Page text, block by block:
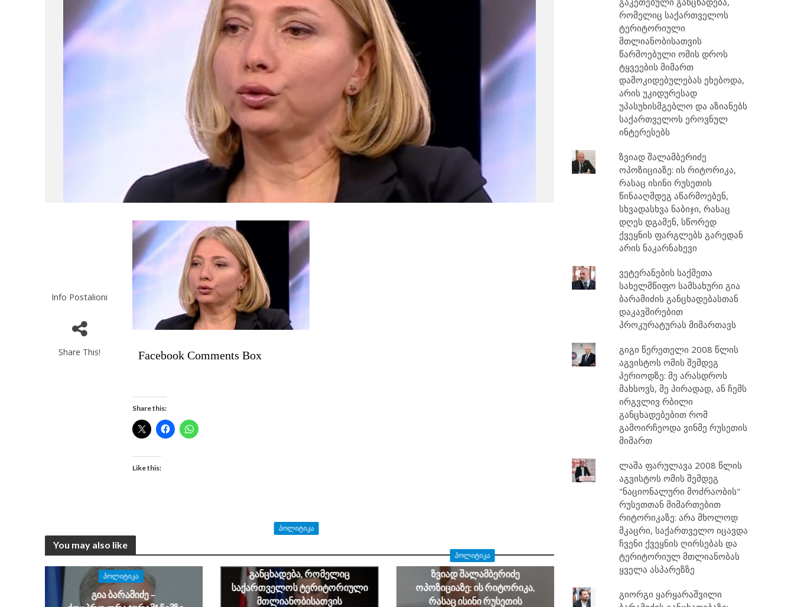
Info Postalioni
Share This! Facebook Comments Box
Share this:
Like this:
You may also like
ᲞᲝᲚᲘᲢᲘᲙᲐ
გია ბარამიძე –
ᲞᲝᲚᲘᲢᲘᲙᲐ
განცხადება, რომელიც
საქართველოს ტერიტორიული
მთლიანობისათვის
ᲞᲝᲚᲘᲢᲘᲙᲐ
ზვიად შალამბერიძე
ოპოზიციაზე: ის რიტორიკა,
რასაც ისინი რუსეთის
რომელიც საქართველოს
ტერიტორიული
მთლიანობისათვის
წარმოებული ომის დროს
ტყვეების მიმართ
დამოკიდებულებას ეხებოდა,
არის უკიდურესად
უპასუხისმგებლო და აზიანებს
საქართველოს ეროვნულ
ინტერესებს
ზვიად შალამბერიძე
ოპოზიციაზე: ის რიტორიკა,
რასაც ისინი რუსეთის
წინააღმდეგ აწარმოებენ,
სხვადასხვა ნაბიჯი, რასაც
დღეს დგამენ, სწორედ
ქვეყნის ფარგლებს გარედან
არის ნაკარნახევი
ვეტერანების საქმეთა
სახელმწიფო სამსახური გია
ბარამიძის განცხადებასთან
დაკავშირებით
პროკურატურას მიმართავს
გიგი წერეთელი 2008 წლის
აგვისტოს ომის შემდეგ
პერიოდზე: მე არასდროს
მახსოვს, მე პირადად, ან ჩემს
ირგვლივ რბილი
განცხადებებით რომ
გამოირჩეოდა ვინმე რუსეთის
მიმართ
ლაშა ფარულავა 2008 წლის
აგვისტოს ომის შემდეგ
"ნაციონალური მოძრაობის"
რუსეთთან მიმართებით
რიტორიკაზე: არა მხოლოდ
მკაცრი, საქართველო იცავდა
ჩვენი ქვეყნის ღირსებას და
ტერიტორიულ მთლიანობას
ყველა ასპარეზზე
გიორგი ყარყარაშვილი